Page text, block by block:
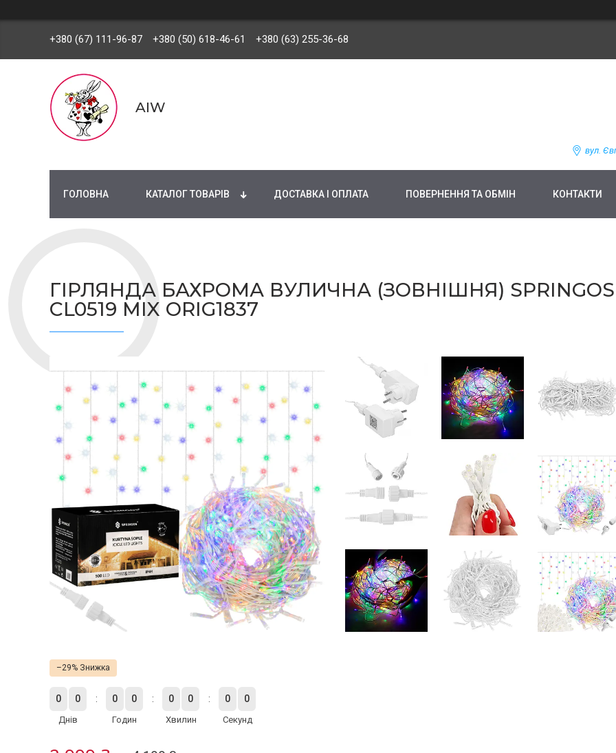
+380 (67) 111-96-87 +380 (50) 618-46-61 +380 (63) 255-36-68
AIW
вул.
ГОЛОВНА КАТАЛОГ ТОВАРІВ ДОСТАВКА І ОПЛАТА ПОВЕРНЕННЯ ТА ОБМІН КОНТАКТИ
ГІРЛЯНДА БАХРОМА ВУЛИЧНА (ЗОВНІШНЯ) SPRINGOS
CL0519 MIX ORIG1837
–29%
0 0
Днів
0 0
Годин
0 0
Хвилин
0 0
Секунд